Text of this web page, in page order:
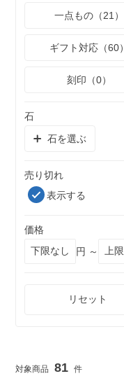
一点もの（21）
ギフト対応（60）
刻印（0）
石
石を選ぶ
売り切れ
表示する
価格
円 ～
リセット
81